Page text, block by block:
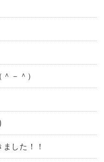
－＾）
した！！